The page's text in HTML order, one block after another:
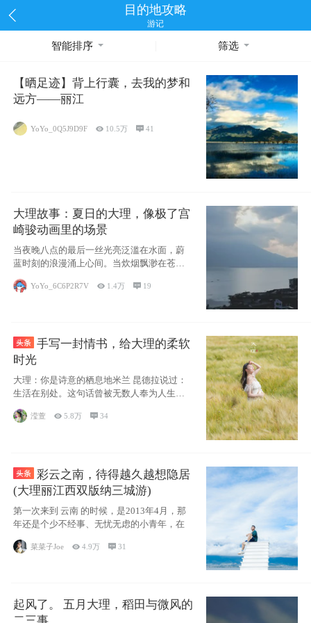
目的地攻略
游记
智能排序 筛选
【晒足迹】背上行囊，去我的梦和
远方——丽江
YoYo_0Q5J9D9F  10.5万 41
大理故事：夏日的大理，像极了宫
崎骏动画里的场景
当夜晚八点的最后一丝光亮泛滥在水面，蔚
蓝时刻的浪漫涌上心间。当炊烟飘渺在苍山
YoYo_6C6P2R7V  1.4万  19
手写一封情书，给大理的柔软
时光
大理：你是诗意的栖息地米兰 昆德拉说过：
生活在别处。这句话曾被无数人奉为人生信
条，并
滢萱 5.8万 34
彩云之南，待得越久越想隐居
(大理丽江西双版纳三城游)
第一次来到 云南 的时候，是2013年4月，那
年还是个少不经事、无忧无虑的小青年，在
菜菜子Joe 4.9万  31
起风了。 五月大理，稻田与微风的